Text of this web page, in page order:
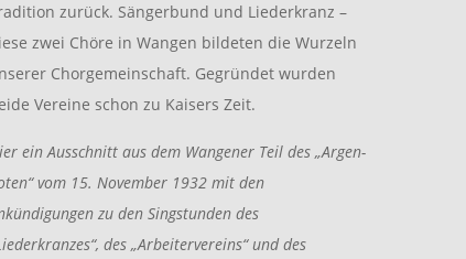
zurück. Sängerbund und Liederkranz –
zwei Chöre in Wangen bildeten die Wurzeln
Chorgemeinschaft. Gegründet wurden
Vereine schon zu Kaisers Zeit.
ein Ausschnitt aus dem Wangener Teil des „Argen-
vom 15. November 1932 mit den
zu den Singstunden des
des „Arbeitervereins“ und des